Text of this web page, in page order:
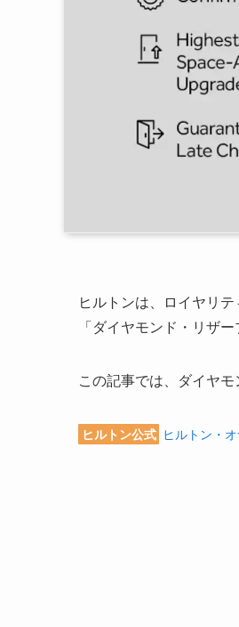
ヒルトンは、ロイヤリ
「ダイヤモンド・リザ
この記事では、ダイヤ
ヒルトン公式 ヒルトン・